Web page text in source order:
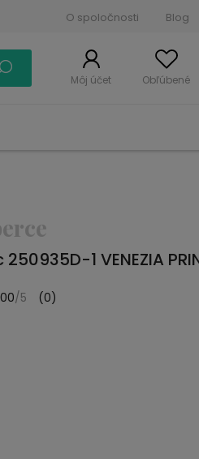
O spoločnosti Blog
Môj účet Obľúbené
1 VENEZIA
/5 (0)